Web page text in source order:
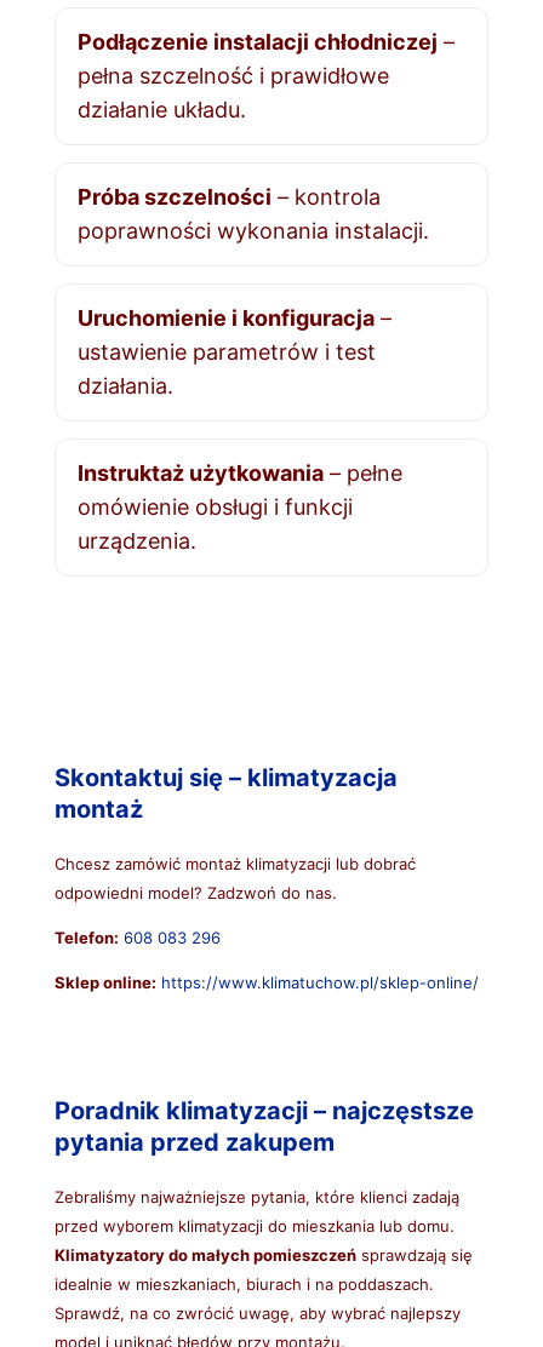
Podłączenie instalacji chłodniczej –
pełna szczelność i prawidłowe
działanie układu.
Próba szczelności – kontrola
poprawności wykonania instalacji.
Uruchomienie i konfiguracja–
ustawienie parametrów i test
działania.
Instruktaż użytkowania– pełne
omówienie obsługi i funkcji
urządzenia.
Skontaktuj się – klimatyzacja
montaż
Chcesz zamówić montaż klimatyzacji lub dobrać
odpowiedni model? Zadzwoń do nas.
Telefon: 608 083 296
Sklep online: https://www.klimatuchow.pl/sklep-online/
Poradnik klimatyzacji – najczęstsze
pytania przed zakupem
Zebraliśmy najważniejsze pytania, które klienci zadają
przed wyborem klimatyzacji do mieszkania lub domu.
Klimatyzatory do małych pomieszczeńsprawdzają się
idealnie w mieszkaniach, biurach i na poddaszach.
Sprawdź, na co zwrócić uwagę, aby wybrać najlepszy
model i uniknąć błędów przy montażu.